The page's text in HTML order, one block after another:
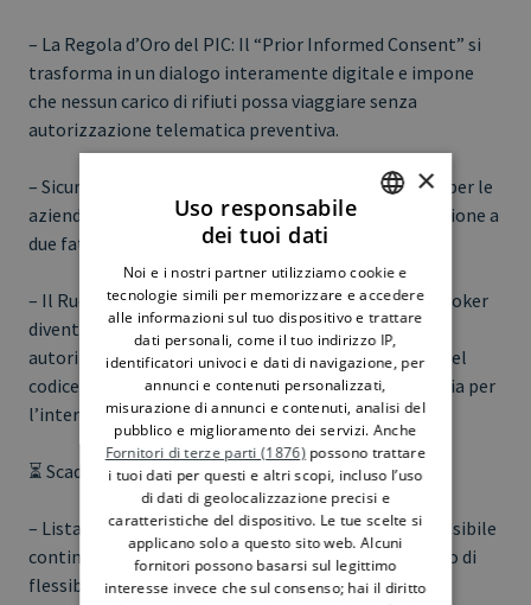
– La Regola d’Oro del PIC: Il “Prior Informed Consent” si
trasforma in un dialogo interamente digitale e impone
che nessun carico di rifiuti possa viaggiare senza
autorizzazione telematica preventiva.
– Sicurezza e Accesso: Il primo passo fondamentale per le
aziende è ottenere un EU Login dotato di autenticazione a
due fattori (2FA).
– Il Ruolo dello Spedizioniere Doganale: Il custom broker
diventa un vero e proprio tramite tra l’azienda e le
autorità, con il compito di verificare la correttezza del
codice EORI e l’adeguatezza della garanzia finanziaria per
l’intero tragitto.
⏳ Scadenze Fondamentali da Ricordare:
– Lista Verde (Allegato VII): Per questi rifiuti sarà possibile
continuare a utilizzare i moduli cartacei in un periodo di
flessibilità che durerà fino al 31 dicembre 2026. Dal 1
×
Uso responsabile
dei tuoi dati
Noi e i nostri partner utilizziamo cookie e
tecnologie simili per memorizzare e accedere
alle informazioni sul tuo dispositivo e trattare
dati personali, come il tuo indirizzo IP,
identificatori univoci e dati di navigazione, per
annunci e contenuti personalizzati,
misurazione di annunci e contenuti, analisi del
pubblico e miglioramento dei servizi. Anche
Fornitori di terze parti (1876) possono trattare
i tuoi dati per questi e altri scopi, incluso l’uso
di dati di geolocalizzazione precisi e
caratteristiche del dispositivo. Le tue scelte si
applicano solo a questo sito web. Alcuni
fornitori possono basarsi sul legittimo
interesse invece che sul consenso; hai il diritto